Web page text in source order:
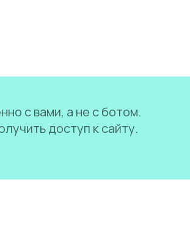
с вами, а не с ботом.
доступ к сайту.